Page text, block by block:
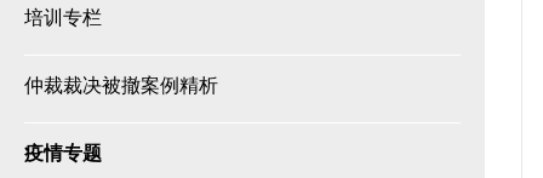
培训专栏
仲裁裁决被撤案例精析
疫情专题